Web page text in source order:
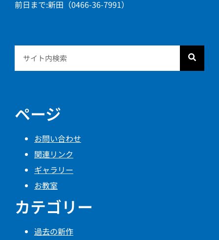
前日まで:新田（0466-36-7991）
ページ
お問い合わせ
関連リンク
ギャラリー
お教室
カテゴリー
過去の新作